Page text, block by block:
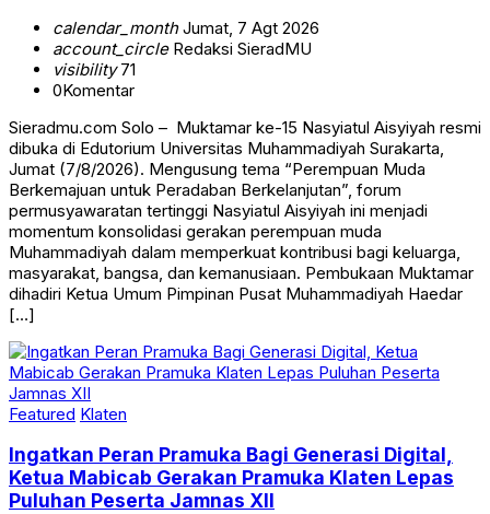
calendar_monthJumat, 7 Agt 2026
account_circleRedaksi SieradMU
visibility71
0Komentar
Sieradmu.com Solo – Muktamar ke-15 Nasyiatul Aisyiyah resmi
dibuka di Edutorium Universitas Muhammadiyah Surakarta,
Jumat (7/8/2026). Mengusung tema “Perempuan Muda
Berkemajuan untuk Peradaban Berkelanjutan”, forum
permusyawaratan tertinggi Nasyiatul Aisyiyah ini menjadi
momentum konsolidasi gerakan perempuan muda
Muhammadiyah dalam memperkuat kontribusi bagi keluarga,
masyarakat, bangsa, dan kemanusiaan. Pembukaan Muktamar
dihadiri Ketua Umum Pimpinan Pusat Muhammadiyah Haedar
[…]
Featured Klaten
Ingatkan Peran Pramuka Bagi Generasi Digital,
Ketua Mabicab Gerakan Pramuka Klaten Lepas
Puluhan Peserta Jamnas XII